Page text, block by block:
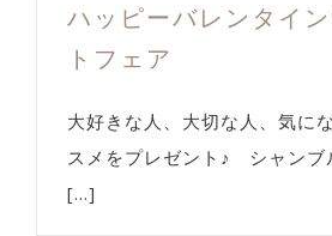
ハッピーバレンタイ
トフェア
大好きな人、大切な人、気に
スメをプレゼント♪ シャンブ
[...]